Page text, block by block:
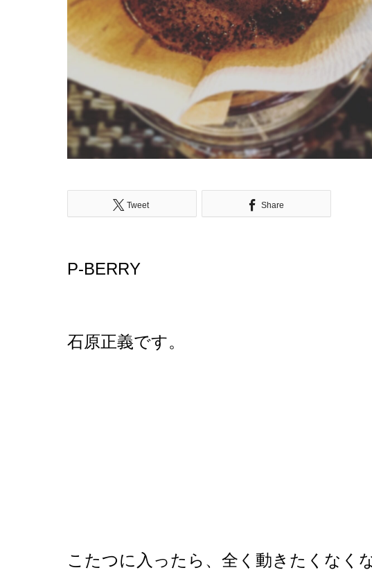
Tweet Share
P-BERRY
石原正義です。
こたつに入ったら、全く動きたくなく